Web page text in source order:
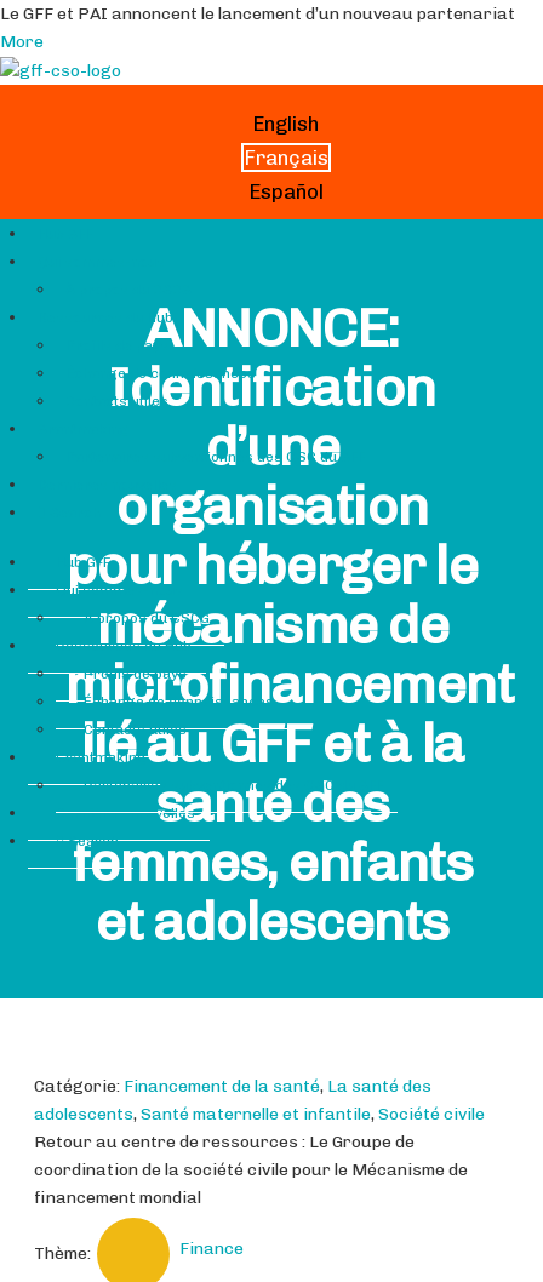
Le GFF et PAI annoncent le lancement d’un nouveau partenariat
More
English
Français
Español
Ressources du Hub
Profils de pays
Échange de connaissances
Contacts utiles
Partenaires subventionnés des OSC du GFF
Hub GFF
Qui sommes-nous
À propos du CSCG
Ressources du Hub
Profils de pays
Échange de connaissances
Contacts utiles
Grantmaking
Partenaires subventionnés des OSC du GFF
Dernières nouvelles
Search
ANNONCE:
Identification
d’une
organisation
pour héberger le
mécanisme de
microfinancement
lié au GFF et à la
santé des
femmes, enfants
et adolescents
Catégorie: Financement de la santé, La santé des
adolescents,Santé maternelle et infantile,Société civile
Retour au centre de ressources : Le Groupe de
coordination de la société civile pour le Mécanisme de
financement mondial
Thème: Finance